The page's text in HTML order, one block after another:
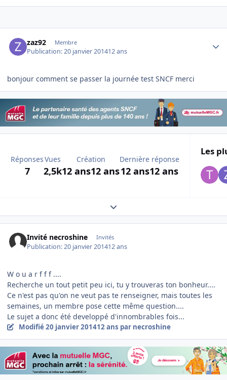
zaz92 Membre
Publication:20 janvier 201412 ans
bonjour comment se passer la journée test SNCF merci
Réponses
7
Vues
2,5k
Création
12 ans12 ans
Dernière réponse
12 ans12 ans
Les
Expand topic overview
Invité necroshine Invités
Publication:20 janvier 201412 ans
W o u a r f f f ....
Recherche un tout petit peu ici, tu y trouveras ton bonheur....
Ce n'est pas qu'on ne veut pas te renseigner, mais toutes les
semaines, un membre pose cette même question....
Le sujet a donc été developpé d'innombrables fois...
Modifié20 janvier 201412 ans par necroshine